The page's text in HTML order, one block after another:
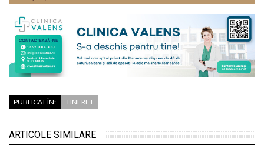
PUBLICAT ÎN: TINERET
ARTICOLE SIMILARE